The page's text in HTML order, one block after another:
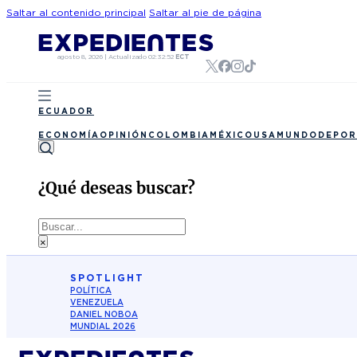
Saltar al contenido principal Saltar al pie de página
agosto 8, 2026 | Actualizado 02:32:52 ECT
ECUADOR
ECONOMÍA OPINIÓN COLOMBIA MÉXICO USA MUNDO
¿Qué deseas buscar?
Buscar
×
SPOTLIGHT
POLÍTICA
VENEZUELA
DANIEL NOBOA
MUNDIAL 2026